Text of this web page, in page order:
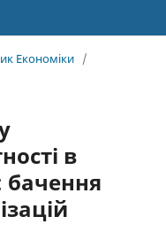
Економіки /
в
бачення